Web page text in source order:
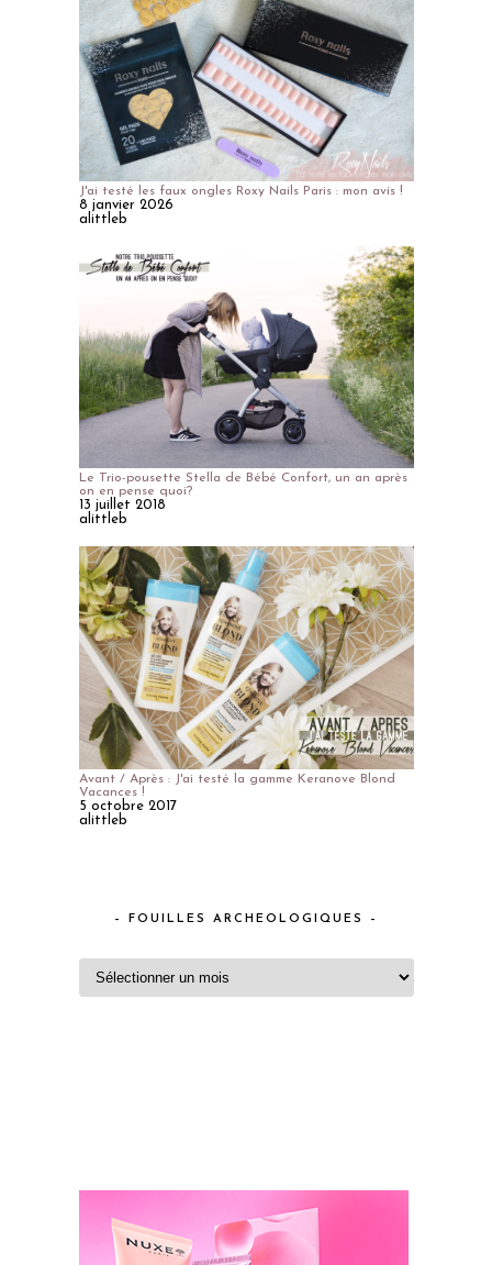
J'ai testé les faux ongles Roxy Nails Paris : mon avis !
8 janvier 2026
alittleb
Le Trio-pousette Stella de Bébé Confort, un an après
on en pense quoi?
13 juillet 2018
alittleb
Avant / Après : J'ai testé la gamme Keranove Blond
Vacances !
5 octobre 2017
alittleb
– FOUILLES ARCHEOLOGIQUES –